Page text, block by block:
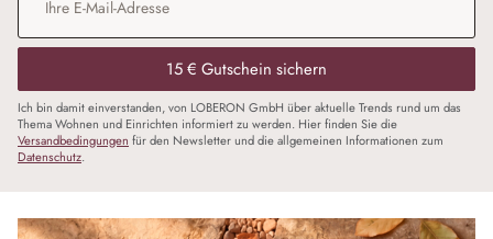
15 € Gutschein sichern
Ich bin damit einverstanden, von LOBERON GmbH über aktuelle Trends rund um das
Thema Wohnen und Einrichten informiert zu werden. Hier finden Sie die
Versandbedingungen für den Newsletter und die allgemeinen Informationen zum
Datenschutz.